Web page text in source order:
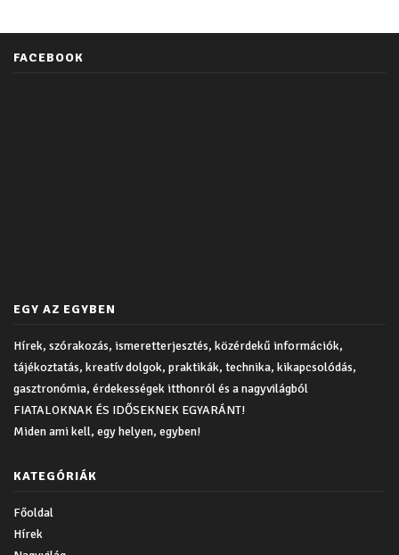
FACEBOOK
EGY AZ EGYBEN
Hírek, szórakozás, ismeretterjesztés, közérdekű információk,
tájékoztatás, kreatív dolgok, praktikák, technika, kikapcsolódás,
gasztronómia, érdekességek itthonról és a nagyvilágból
FIATALOKNAK ÉS IDŐSEKNEK EGYARÁNT!
Miden ami kell, egy helyen, egyben!
KATEGÓRIÁK
Főoldal
Hírek